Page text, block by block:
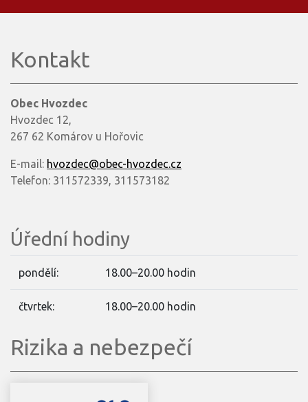
Kontakt
Obec Hvozdec
Hvozdec 12,
267 62 Komárov u Hořovic
E-mail: hvozdec@obec-hvozdec.cz
Telefon: 311572339, 311573182
Úřední hodiny
pondělí: 18.00–20.00 hodin
čtvrtek: 18.00–20.00 hodin
Rizika a nebezpečí